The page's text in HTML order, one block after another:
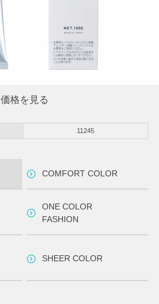
格を見る
11245
COMFORT COLOR
ONE COLOR
FASHION
SHEER COLOR